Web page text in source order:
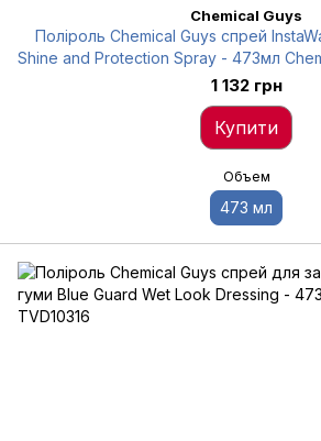
Chemical Guys
Поліроль Chemical Guys спрей
Shine and Protection Spray - 473мл
1 132 грн
Купити
Объем
473 мл